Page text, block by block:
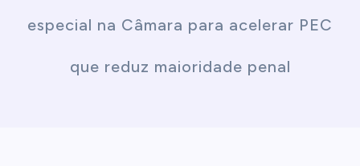
especial na Câmara para acelerar PEC
que reduz maioridade penal